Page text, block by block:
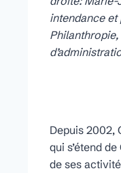
intendance
Depuis 2002,
qui s’étend
de ses